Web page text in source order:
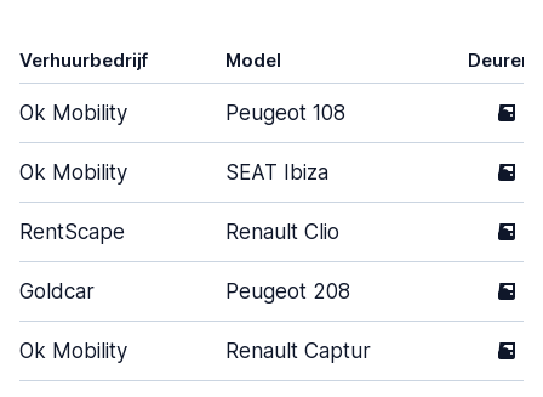
Verhuurbedrijf Model Deuren
Ok Mobility Peugeot 108 5
Ok Mobility SEAT Ibiza 5
RentScape Renault Clio 5
Goldcar Peugeot 208 5
Ok Mobility Renault Captur 5